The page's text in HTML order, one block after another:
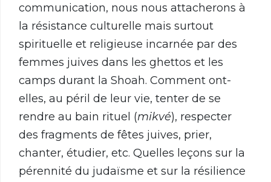
communication, nous nous attacherons à
la résistance culturelle mais surtout
spirituelle et religieuse incarnée par des
femmes juives dans les ghettos et les
camps durant la Shoah. Comment ont-
elles, au péril de leur vie, tenter de se
rendre au bain rituel (mikvé), respecter
des fragments de fêtes juives, prier,
chanter, étudier, etc. Quelles leçons sur la
pérennité du judaïsme et sur la résilience